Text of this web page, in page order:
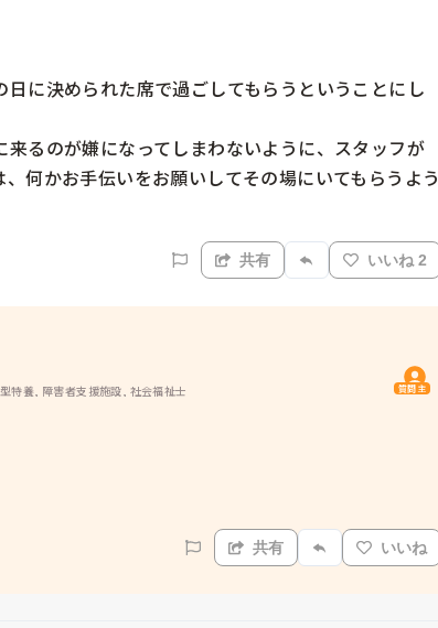
に決められた席で過ごしてもらうということにし
るのが嫌になってしまわないように、スタッフが
何かお手伝いをお願いしてその場にいてもらうよう
共有 いいね 2
特養, 障害者支援施設, 社会福祉士 質問主
共有 いいね